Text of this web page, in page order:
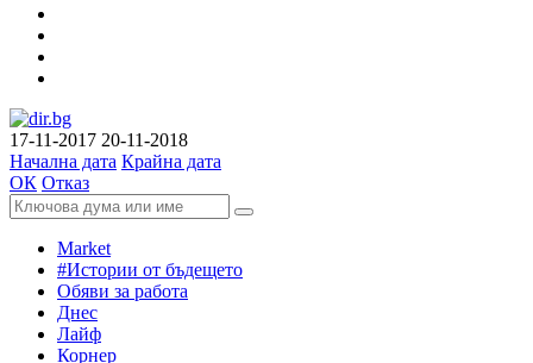
17-11-2017 20-11-2018
Начална дата Крайна дата
ОК Отказ
Market
#Истории от бъдещето
Обяви за работа
Днес
Лайф
Корнер